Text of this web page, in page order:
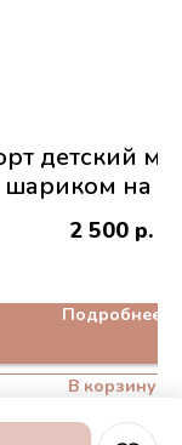
детский
шариком на 1
2 500 р.
Подробнее
В корзину